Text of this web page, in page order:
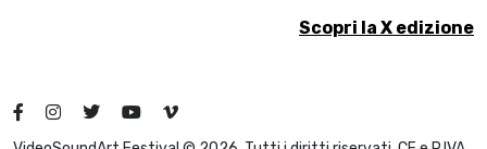
Scopri la X edizione